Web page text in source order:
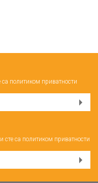
са политиком приватности
сте са политиком приватности